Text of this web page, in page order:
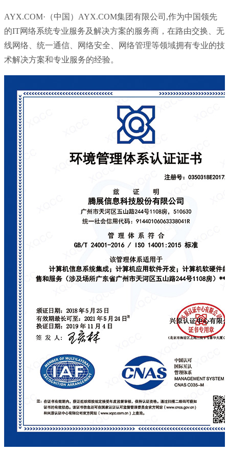
AYX.COM·（中国）AYX.COM集团有限公司,作为中国领先
的IT网络系统专业服务及解决方案的服务商，在路由交换、无
线网络、统一通信、网络安全、网络管理等领域拥有专业的技
术解决方案和专业服务的经验。